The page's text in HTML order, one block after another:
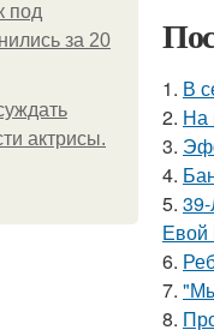
под
за 20
актрисы.
1. В
2. На
3.
4.
5.
Евой
6.
7.
8.